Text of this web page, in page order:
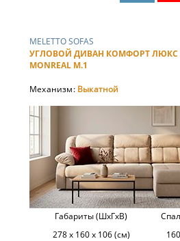
MELETTO SOFAS
УГЛОВОЙ ДИВАН КОМФОРТ ЛЮКС
MONREAL М.1
Механизм: Выкатной
Габариты (ШхГхВ)
278 х 160 х 106 (см)